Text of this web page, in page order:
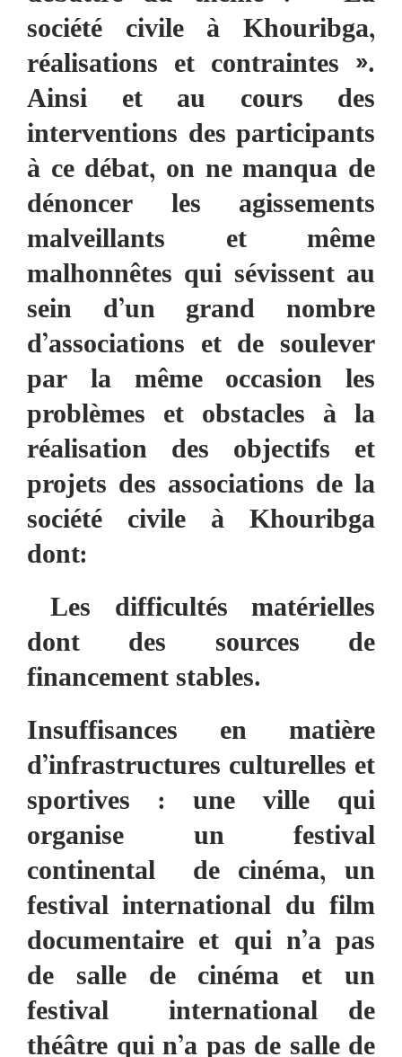
société civile à Khouribga,
réalisations et contraintes ».
Ainsi et au cours des
interventions des participants
à ce débat, on ne manqua de
dénoncer les agissements
malveillants et même
malhonnêtes qui sévissent au
sein d’un grand nombre
d’associations et de soulever
par la même occasion les
problèmes et obstacles à la
réalisation des objectifs et
projets des associations de la
société civile à Khouribga
dont:
Les difficultés matérielles
dont des sources de
financement stables.
Insuffisances en matière
d’infrastructures culturelles et
sportives : une ville qui
organise un festival
continental de cinéma, un
festival international du film
documentaire et qui n’a pas
de salle de cinéma et un
festival international de